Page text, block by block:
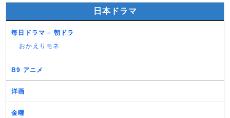
日本ドラマ
毎日ドラマ – 朝ドラ
おかえりモネ
B9 アニメ
洋画
金曜